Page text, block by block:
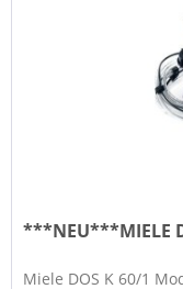
***NEU***MIELE
Miele DOS K 60/1